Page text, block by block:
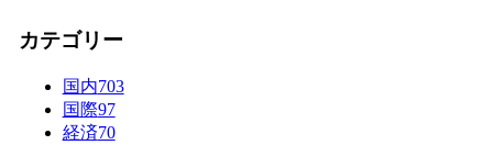
カテゴリー
国内703
国際97
経済70